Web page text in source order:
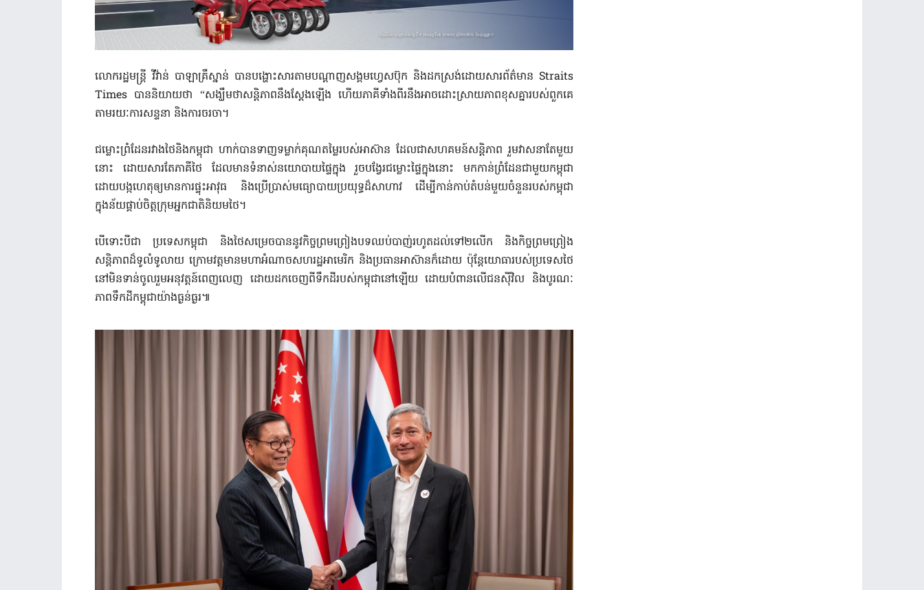
លោករដ្ឋមន្រ្តី ​វីវ៉ាន់ បាឡា​គ្រឹស្នាន់ ​បាន​បង្ហោះ​សារ​តាមបណ្តាញ​សង្គមហ្វេសប៊ុក និង​ដក​​ស្រង់​​ដោយ​សារ​ព័ត៌មាន Straits
Times បាន​និយាយថា​ “សង្ឃឹមថាសន្តិភាពនឹង​ស្តែង​ឡើង​ ហើយភាគីទាំងពីរនឹងអាចដោះស្រាយភាពខុសគ្នារបស់ពួកគេ
តាមរយៈការសន្ទនា និងការចរចា។
ជម្លោះ​​ព្រំដែនរវាង​ថៃ​និង​កម្ពុជា ហាក់​បាន​ទាញទម្លាក់​​​​​គុណតម្លៃ​របស់​អាស៊ាន ដែល​ជា​សហគមន៍​​សន្តិភាព​ រួម​វាសនា​តែមួយ​
នោះ ​ដោយសារ​តែ​​​ភាគី​ថៃ ​​​ដែលមានទំនាស់​នយោបាយ​​ផ្ទៃ​ក្នុង រួច​​បង្វែរ​ជម្លោះ​​ផ្ទៃក្នុងនោះ ​មក​កាន់​ព្រំដែន​ជាមួយកម្ពុជា
ដោយ​បង្ក​ហេតុ​ឲ្យ​មានការ​ផ្ទុះ​អាវុធ និង​ប្រើប្រាស់​មធ្យោបាយ​ប្រយុទ្ធ​ដ៏សាហាវ ​ដើម្បី​កាន់​កាប់​​តំបន់​មួយចំនួន​របស់​កម្ពុជា
ក្នុងន័យ​ផ្គាប់ចិត្ត​ក្រុម​អ្នក​ជាតិនិយមថៃ​។
បើទោះបី​​ជា ប្រទេស​កម្ពុជា ​និង​ថៃ​សម្រេច​បាន​នូវ​កិច្ច​ព្រមព្រៀង​បទ​ឈប់បាញ់រហូតដល់​ទៅ២លើក និងកិច្ច​ព្រមព្រៀង​
សន្តិភាព​​​ដ៏ទូលំទូលាយ​ ក្រោម​វត្តមាន​​មហាអំណាច​សហរដ្ឋអាមេរិក និង​ប្រធានអាស៊ាន​ក៏ដោយ ប៉ុន្តែ​​​យោធា​របស់​ប្រទេសថៃ​
នៅមិនទាន់​ចូលរួម​អនុវត្តន៍​ពេញលេញ​ ដោយ​ដកចេញពី​ទឹកដី​របស់​កម្ពុជា​នៅឡើយ ដោយ​បំពាន​លើ​​​ជនស៊ីវិល និង​​បូរណៈ
ភាព​ទឹកដី​កម្ពុជា​យ៉ាងធ្ងន់ធ្ងរ​៕